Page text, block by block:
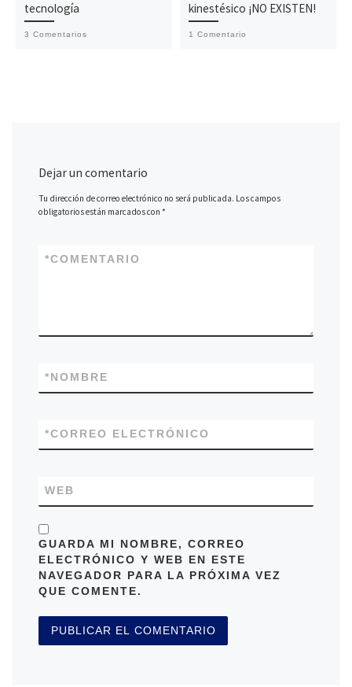
tecnología
3 Comentarios
kinestésico ¡NO EXISTEN!
1 Comentario
Dejar un comentario
Tu dirección de correo electrónico no será publicada. Los campos
obligatorios están marcados con*
COMENTARIO
*
NOMBRE
*
CORREO ELECTRÓNICO
*
WEB
GUARDA MI NOMBRE, CORREO
ELECTRÓNICO Y WEB EN ESTE
NAVEGADOR PARA LA PRÓXIMA VEZ
QUE COMENTE.